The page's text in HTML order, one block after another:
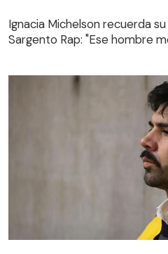
Sargento Rap: "Ese hombre
Ignacia Michelson recuerda
Sargento Rap: "Ese hombre